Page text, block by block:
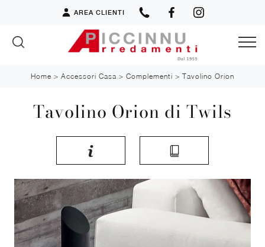
AREA CLIENTI
Home > Accessori Casa > Complementi > Tavolino Orion
Tavolino Orion di Twils